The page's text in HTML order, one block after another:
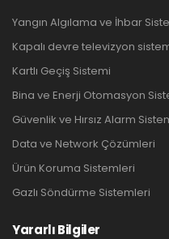
Yangın Algılama ve İhbar
Kapalı devre televizyon
Kartlı Geçiş Sistemi
Bina ve Enerji Otomasyon
Güvenlik ve Hırsız Alarm
Data ve Network Çözümleri
Ürün Koruma Sistemleri
Gazlı Söndürme Sistemleri
Yararlı Bilgiler